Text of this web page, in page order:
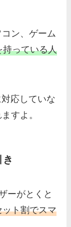
ン、ゲーム
持っている人
応していな
すよ。
ーがとくと
ット割でスマ